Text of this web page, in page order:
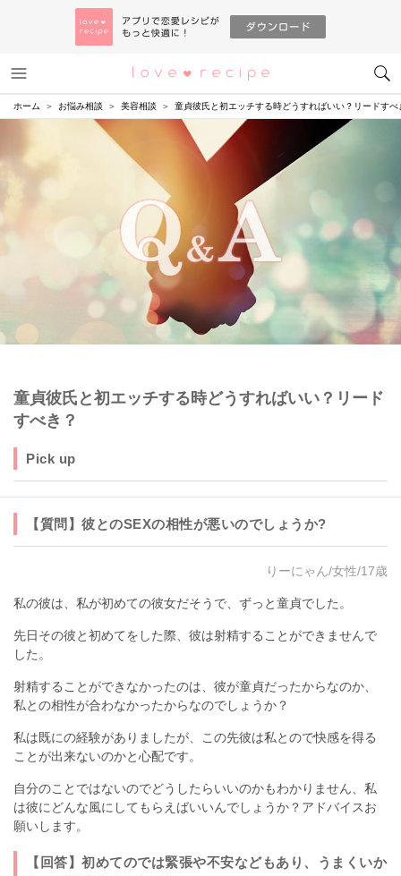
恋愛レシピ
ホーム お悩み相談 美容相談 童貞彼氏と初エッチする時どうすればいい？リードすべ
童貞彼氏と初エッチする時どうすればいい？リード
すべき？
Pick up
【質問】彼とのSEXの相性が悪いのでしょうか?
りーにゃん/女性/17歳
私の彼は、私が初めての彼女だそうで、ずっと童貞でした。
先日その彼と初めてをした際、彼は射精することができませんで
した。
射精することができなかったのは、彼が童貞だったからなのか、
私との相性が合わなかったからなのでしょうか？
私は既にの経験がありましたが、この先彼は私とので快感を得る
ことが出来ないのかと心配です。
自分のことではないのでどうしたらいいのかもわかりません、私
は彼にどんな風にしてもらえばいいんでしょうか？アドバイスお
願いします。
【回答】初めてのでは緊張や不安などもあり、うまくいか